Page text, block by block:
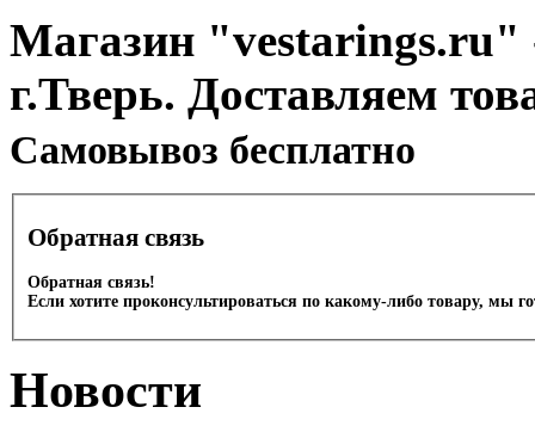
Магазин "vestarings.ru"
г.Тверь. Доставляем
Cамовывоз бесплатно
Обратная связь
Обратная связь!
Если хотите проконсультироваться по какому-либо товару, мы
Новости